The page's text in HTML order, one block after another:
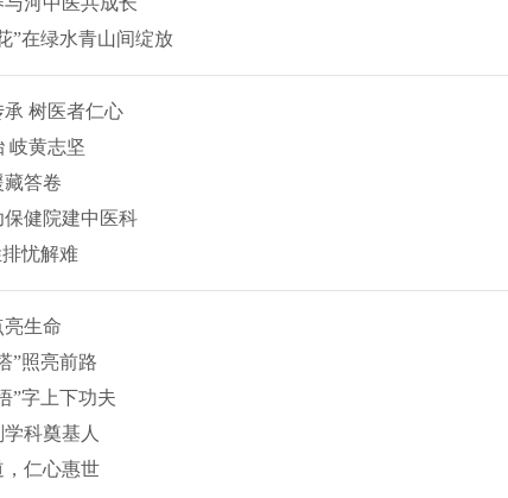
”在绿水青山间绽放
树医者仁心
岐黄志坚
藏答卷
健院建中医科
忧解难
生命
”照亮前路
”字上下功夫
科奠基人
仁心惠世